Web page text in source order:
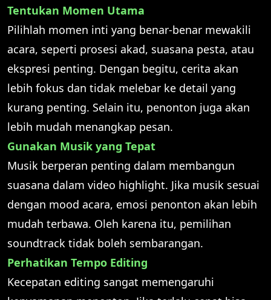
Tentukan Momen Utama
Pilihlah momen inti yang benar-benar mewakili
acara, seperti prosesi akad, suasana pesta, atau
ekspresi penting. Dengan begitu, cerita akan
lebih fokus dan tidak melebar ke detail yang
kurang penting. Selain itu, penonton juga akan
lebih mudah menangkap pesan.
Gunakan Musik yang Tepat
Musik berperan penting dalam membangun
suasana dalam video highlight. Jika musik sesuai
dengan mood acara, emosi penonton akan lebih
mudah terbawa. Oleh karena itu, pemilihan
soundtrack tidak boleh sembarangan.
Perhatikan Tempo Editing
Kecepatan editing sangat memengaruhi